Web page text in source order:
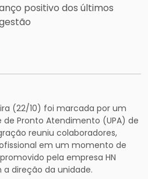
positivo dos últimos
(22/10) foi marcada por um
Pronto Atendimento (UPA) de
reuniu colaboradores,
em um momento de
pela empresa HN
direção da unidade.